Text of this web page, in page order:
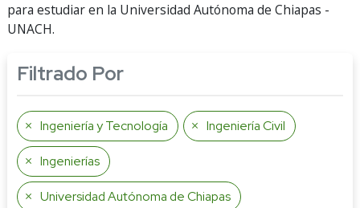
para estudiar en la Universidad Autónoma de Chiapas -
UNACH.
Filtrado Por
Ingeniería y Tecnología Ingeniería Civil
Ingenierías
Universidad Autónoma de Chiapas